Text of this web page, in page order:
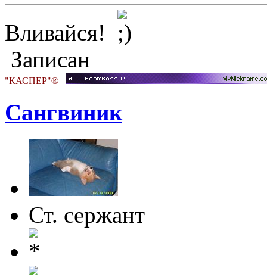
Вливайся!
Записан
"КАСПЕР"®
Сангвиник
Ст. сержант